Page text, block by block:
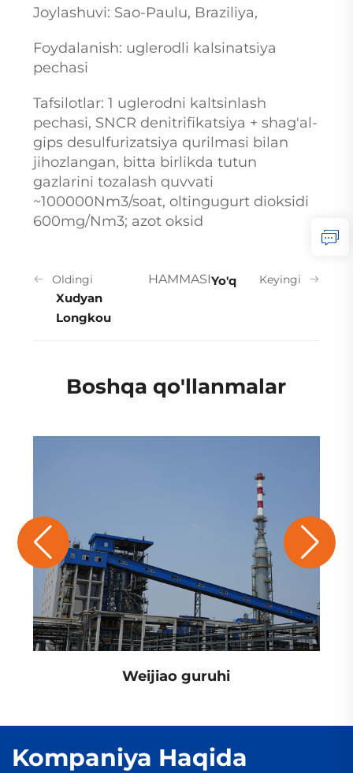
Joylashuvi: Sao-Paulu, Braziliya,
Foydalanish: uglerodli kalsinatsiya
pechasi
Tafsilotlar: 1 uglerodni kaltsinlash
pechasi, SNCR denitrifikatsiya + shag'al-
gips desulfurizatsiya qurilmasi bilan
jihozlangan, bitta birlikda tutun
gazlarini tozalash quvvati
~100000Nm3/soat, oltingugurt dioksidi
600mg/Nm3; azot oksid
Oldingi
Xudyan
Longkou
HAMMASI Keyingi
Yo'q
Boshqa qo'llanmalar
Weijiao guruhi
Kompaniya Haqida